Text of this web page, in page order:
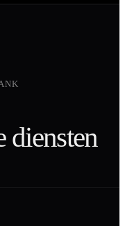
diensten